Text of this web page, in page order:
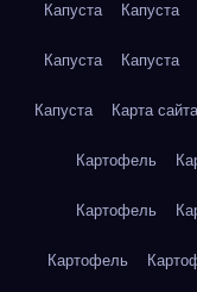
Капуста Капуста
Капуста Капуста
Капуста Карта сайта
Картофель
Картофель
Картофель